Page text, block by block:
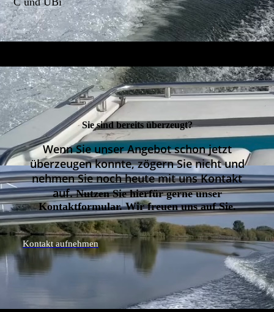
Sie sind bereits überzeugt?
Wenn Sie unser Angebot schon jetzt
überzeugen konnte, zögern Sie nicht und
nehmen Sie noch heute mit uns Kontakt
auf.Nutzen Sie hierfür gerne unser
Kontaktformular. Wir freuen uns auf Sie.
Kontakt aufnehmen